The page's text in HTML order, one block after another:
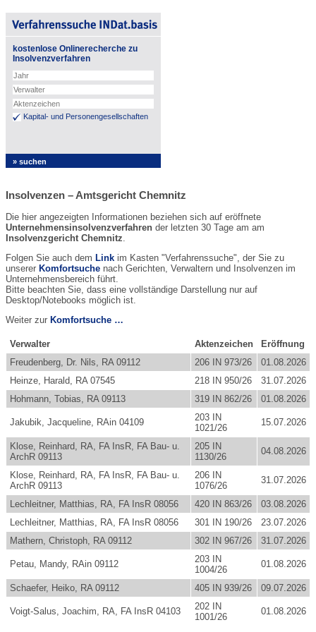
kostenlose Onlinerecherche zu
Insolvenzverfahren
Kapital- und Personengesellschaften
Insolvenzen – Amtsgericht Chemnitz
Die hier angezeigten Informationen beziehen sich auf eröffnete
Unternehmensinsolvenzverfahren der letzten 30 Tage am am
Insolvenzgericht Chemnitz.
Folgen Sie auch dem Link im Kasten "Verfahrenssuche", der Sie zu
unserer Komfortsuche nach Gerichten, Verwaltern und Insolvenzen im
Unternehmensbereich führt.
Bitte beachten Sie, dass eine vollständige Darstellung nur auf
Desktop/Notebooks möglich ist.
Weiter zur Komfortsuche …
Verwalter Aktenzeichen
Eröffnung
Freudenberg, Dr. Nils, RA 09112
206 IN 973/26
01.08.2026
Heinze, Harald, RA 07545
218 IN 950/26
31.07.2026
Hohmann, Tobias, RA 09113
319 IN 862/26 01.08.2026
Jakubik, Jacqueline, RAin 04109
203 IN
1021/26
15.07.2026
Klose, Reinhard, RA, FA InsR, FA Bau- u.
ArchR 09113
205 IN
1130/26
04.08.2026
Klose, Reinhard, RA, FA InsR, FA Bau- u.
ArchR 09113
206 IN
1076/26
31.07.2026
Lechleitner, Matthias, RA, FA InsR 08056 420 IN 863/26
03.08.2026
Lechleitner, Matthias, RA, FA InsR 08056
301 IN 190/26
23.07.2026
Mathern, Christoph, RA 09112
302 IN 967/26 31.07.2026
Petau, Mandy, RAin 09112
203 IN
1004/26
01.08.2026
Schaefer, Heiko, RA 09112 405 IN 939/26 09.07.2026
Voigt-Salus, Joachim, RA, FA InsR 04103
202 IN
1001/26
01.08.2026